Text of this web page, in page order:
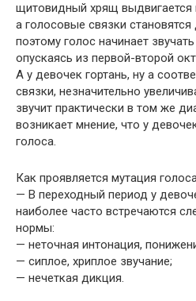
щитовидный хрящ выдвигается
а голосовые связки
поэтому голос начинает
опускаясь из первой-второй
А у девочек гортань, ну а
связки, незначительно
звучит практически в том же
возникает мнение, что у
голоса.
Как проявляется мутация
— В переходный период у
наиболее часто встречаются
нормы:
— неточная интонация,
— сиплое, хриплое звучание;
— нечеткая дикция.